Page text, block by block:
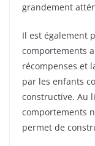
grandement
Il est également
comportements
récompenses et
par les enfants
constructive. Au
comportements
permet de